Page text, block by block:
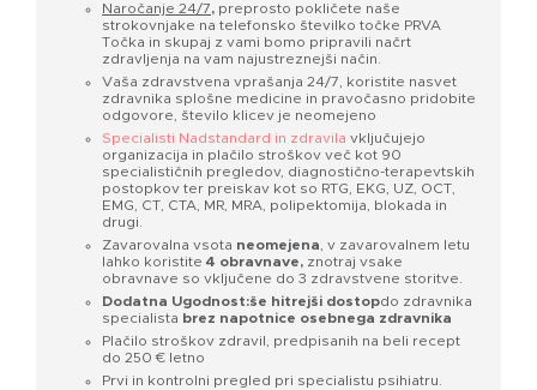
Naročanje 24/7, preprosto pokličete naše
strokovnjake na telefonsko številko točke PRVA
Točka in skupaj z vami bomo pripravili načrt
zdravljenja na vam najustreznejši način.
Vaša zdravstvena vprašanja 24/7, koristite nasvet
zdravnika splošne medicine in pravočasno pridobite
odgovore, število klicev je neomejeno
Specialisti Nadstandard in zdravila vključujejo
organizacija in plačilo stroškov več kot 90
specialističnih pregledov, diagnostično-terapevtskih
postopkov ter preiskav kot so RTG, EKG, UZ, OCT,
EMG, CT, CTA, MR, MRA, polipektomija, blokada in
drugi.
Zavarovalna vsota neomejena , v zavarovalnem letu
lahko koristite 4 obravnave, znotraj vsake
obravnave so vključene do 3 zdravstvene storitve.
Dodatna Ugodnost:še hitrejši dostopdo zdravnika
specialista brez napotnice osebnega zdravnika
Plačilo stroškov zdravil, predpisanih na beli recept
do 250 € letno
Prvi in kontrolni pregled pri specialistu psihiatru.